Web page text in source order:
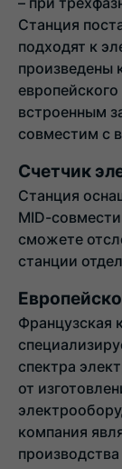
Станция
подходят к
произведены
встроенным
совместим с
Счетчик
Станция
MID-
сможете
станции
Французская
спектра
от
компания